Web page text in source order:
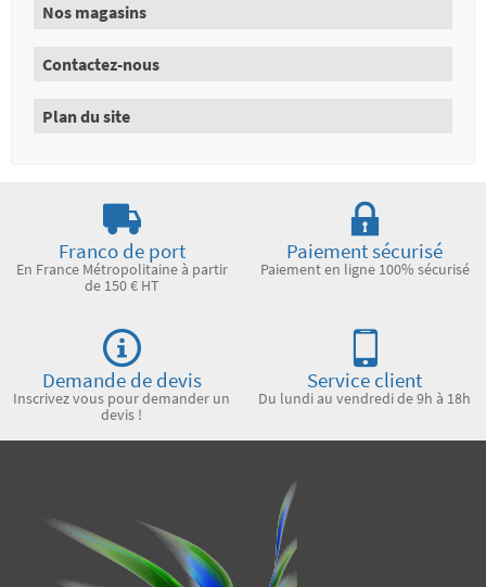
Nos magasins
Contactez-nous
Plan du site
Franco de port
En France Métropolitaine à partir
de 150 € HT
Paiement sécurisé
Paiement en ligne 100% sécurisé
Demande de devis
Inscrivez vous pour demander un
devis !
Service client
Du lundi au vendredi de 9h à 18h